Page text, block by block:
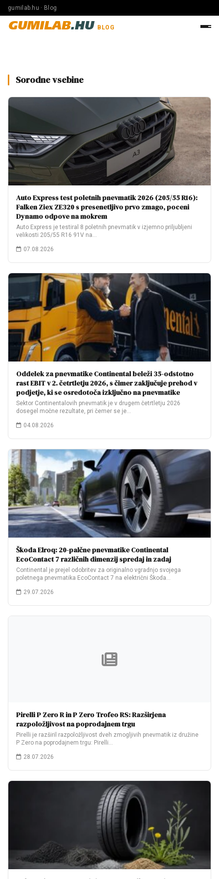
gumilab.hu · Blog
GUMILAB.HU BLOG
Sorodne vsebine
Auto Express test poletnih pnevmatik 2026 (205/55 R16):
Falken Ziex ZE320 s presenetljivo prvo zmago, poceni
Dynamo odpove na mokrem
Auto Express je testiral 8 poletnih pnevmatik v izjemno priljubljeni
velikosti 205/55 R16 91V na…
07.08.2026
Oddelek za pnevmatike Continental beleži 35-odstotno
rast EBIT v 2. četrtletju 2026, s čimer zaključuje prehod v
podjetje, ki se osredotoča izključno na pnevmatike
Sektor Continentalovih pnevmatik je v drugem četrtletju 2026
dosegel močne rezultate, pri čemer se je…
04.08.2026
Škoda Elroq: 20-palčne pnevmatike Continental
EcoContact 7 različnih dimenzij spredaj in zadaj
Continental je prejel odobritev za originalno vgradnjo svojega
poletnega pnevmatika EcoContact 7 na električni Škoda…
29.07.2026
Pirelli P Zero R in P Zero Trofeo RS: Razširjena
razpoložljivost na poprodajnem trgu
Pirelli je razširil razpoložljivost dveh zmogljivih pnevmatik iz družine
P Zero na poprodajnem trgu: Pirelli…
28.07.2026